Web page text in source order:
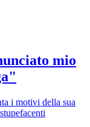
mio
i motivi della sua